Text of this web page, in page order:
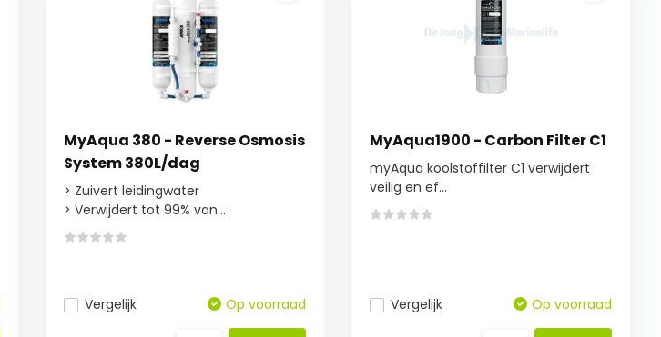
MyAqua 380 - Reverse Osmosis
System 380L/dag
> Zuivert leidingwater
> Verwijdert tot 99% van...
Vergelijk Op voorraad
MyAqua1900 - Carbon Filter C1
myAqua koolstoffilter C1 verwijdert
veilig en ef...
Vergelijk Op voorraad